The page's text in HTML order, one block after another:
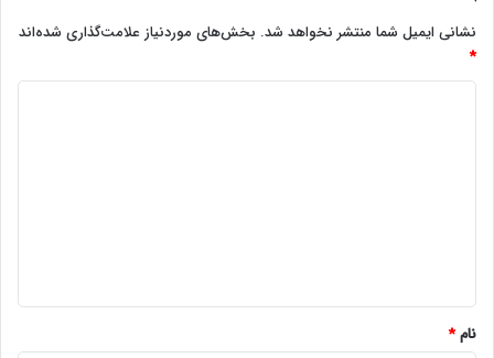
نشانی ایمیل شما منتشر نخواهد شد. بخش‌های موردنیاز علامت‌گذاری شده‌اند
*
نام*